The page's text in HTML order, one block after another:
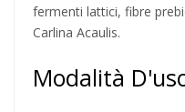
fermenti lattici, fibre
Carlina Acaulis.
Modalità